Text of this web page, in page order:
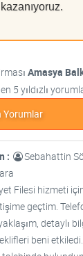
Amasya
5 yıldızlı
Yorumlar
:
Sebahattin
Filesi hizmeti
geçtim.
detaylı
beni